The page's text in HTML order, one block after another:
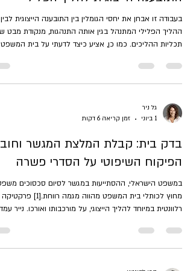
בעבודה זו אבחן את יחסי הגומלין בין התובענה הייצוגית לבין
ההליך הפלילי המתנהל בגין אותה התנהגות, מנקודת מבט
תכליות ההליכים. כמו כן, אציע כיצד לדעתי על בית המשפט
הרתעה ראויה, תוך שמירה על איזון בין התכליות המהותיות
והדיוניות. כמו כן, יובהר מראש כי הכיול המוצע בעבודה זו
בכל אחד מההליכים עשויה להיות משמעות מהותית לשאלת
הכיול, כפי שיפורט להלן. ראשית, אציג את תכליות שני
גל ניר
1 ביוני
זמן קריאה 6 דקות
בדק בית: קבלת המלצת המגשר
הפיקוח השיפוטי על הסדרי פשרה
במשפט הישראלי, ההסתייעות במגשר לסיום סכסוכים
מחוץ לכותלי בית המשפט מהווה מגמה רווחת.[1]
רלוונטית במיוחד להליך הייצוגי, על מורכבותו ואורכו. נייר
על המלצת המגשר בגדר אישור פשרות בתובענות ייצוגיות.
שמגמה זו, שלמעשה מעבירה את פונקציית הפיקוח